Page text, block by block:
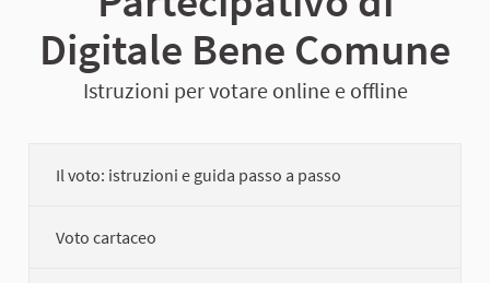
Digitale Bene Comune
Istruzioni per votare online e offline
Il voto: istruzioni e guida passo a passo
Voto cartaceo